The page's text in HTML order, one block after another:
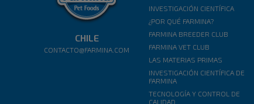
CHILE
CONTACTO@FARMINA.COM
INVESTIGACIÓN CIENTÍFICA
¿POR QUÉ FARMINA?
FARMINA BREEDER CLUB
FARMINA VET CLUB
LAS MATERIAS PRIMAS
INVESTIGACIÓN CIENTÍFICA DE
FARMINA
TECNOLOGÍA Y CONTROL DE
CALIDAD